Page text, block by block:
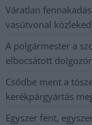
Váratlan
vasútvonal
A polgármester a
elbocsátott
Csődbe ment a
kerékpárgyártás
Egyszer fent,